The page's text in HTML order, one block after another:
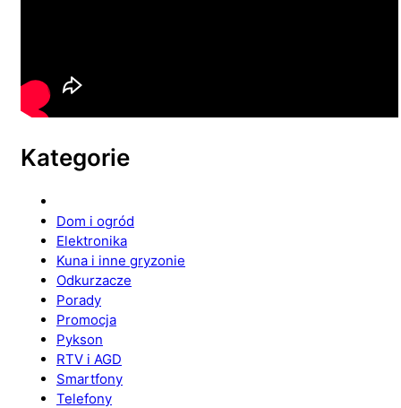
Kategorie
Dom i ogród
Elektronika
Kuna i inne gryzonie
Odkurzacze
Porady
Promocja
Pykson
RTV i AGD
Smartfony
Telefony